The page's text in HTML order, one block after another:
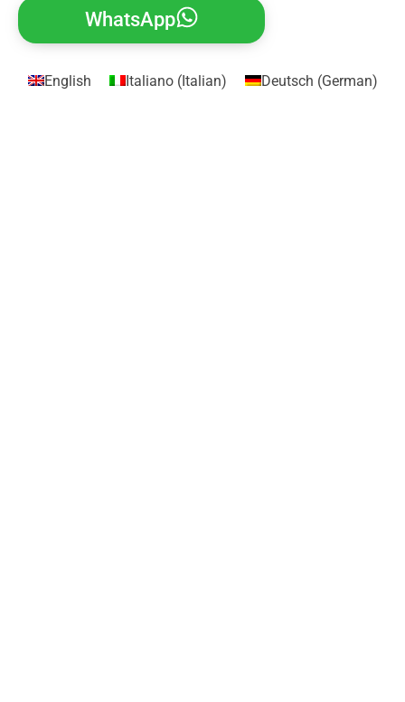
WhatsApp
English Italiano(Italian) Deutsch (German)